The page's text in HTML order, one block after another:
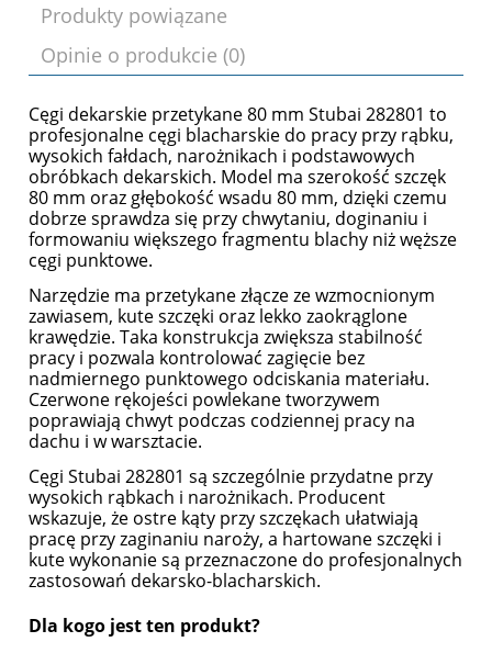
płatności
Produkty powiązane
Opinie o produkcie (0)
Cęgi dekarskie przetykane 80 mm Stubai 282801 to
profesjonalne cęgi blacharskie do pracy przy rąbku,
wysokich fałdach, narożnikach i podstawowych
obróbkach dekarskich. Model ma szerokość szczęk
80 mm oraz głębokość wsadu 80 mm, dzięki czemu
dobrze sprawdza się przy chwytaniu, doginaniu i
formowaniu większego fragmentu blachy niż węższe
cęgi punktowe.
Narzędzie ma przetykane złącze ze wzmocnionym
zawiasem, kute szczęki oraz lekko zaokrąglone
krawędzie. Taka konstrukcja zwiększa stabilność
pracy i pozwala kontrolować zagięcie bez
nadmiernego punktowego odciskania materiału.
Czerwone rękojeści powlekane tworzywem
poprawiają chwyt podczas codziennej pracy na
dachu i w warsztacie.
Cęgi Stubai 282801 są szczególnie przydatne przy
wysokich rąbkach i narożnikach. Producent
wskazuje, że ostre kąty przy szczękach ułatwiają
pracę przy zaginaniu naroży, a hartowane szczęki i
kute wykonanie są przeznaczone do profesjonalnych
zastosowań dekarsko-blacharskich.
Dla kogo jest ten produkt?